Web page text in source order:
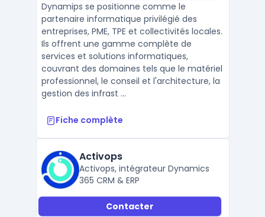
Dynamips se positionne comme le
partenaire informatique privilégié des
entreprises, PME, TPE et collectivités locales.
Ils offrent une gamme complète de
services et solutions informatiques,
couvrant des domaines tels que le matériel
professionnel, le conseil et l'architecture, la
gestion des infrast ...
Fiche complète
Activops
Activops, intégrateur Dynamics
365 CRM & ERP
Contacter